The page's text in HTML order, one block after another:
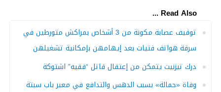
Read Also ...
توقيف عصابة مكونة من 3 أشخاص بمراكش متورطين في
سرقة هواتف فتيات بعد إيهامهن بإمكانية تشغيلهن
درك تيزنيت يتمكن من إعتقال قاتل “فقيه” اشتوكة
وفاة «حمالة» بسبب الدهس والتدافع في معبر باب سبتة